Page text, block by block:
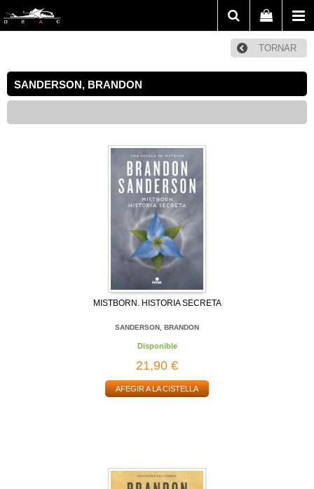
TORNAR
SANDERSON, BRANDON
MISTBORN. HISTORIA SECRETA
SANDERSON, BRANDON
Disponible
21,90 €
AFEGIR A LA CISTELLA